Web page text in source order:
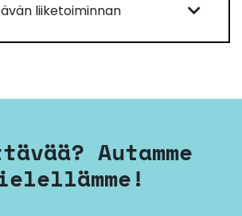
liiketoiminnan
Autamme